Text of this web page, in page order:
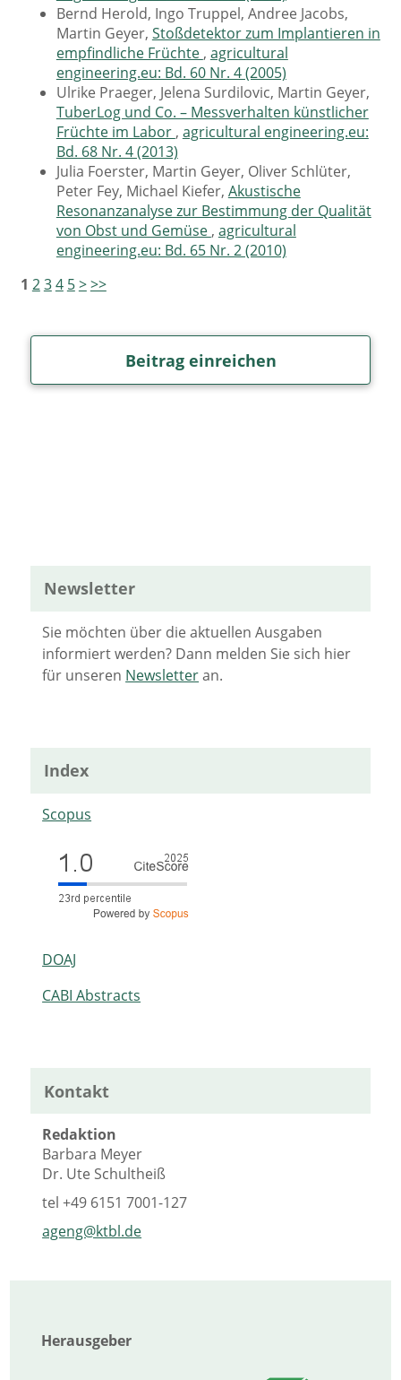
Bernd Herold, Ingo Truppel, Andree Jacobs,
Martin Geyer, Stoßdetektor zum Implantieren in
empfindliche Früchte , agricultural
engineering.eu: Bd. 60 Nr. 4 (2005)
Ulrike Praeger, Jelena Surdilovic, Martin Geyer,
TuberLog und Co. – Messverhalten künstlicher
Früchte im Labor , agricultural engineering.eu:
Bd. 68 Nr. 4 (2013)
Julia Foerster, Martin Geyer, Oliver Schlüter,
Peter Fey, Michael Kiefer, Akustische
Resonanzanalyse zur Bestimmung der Qualität
von Obst und Gemüse , agricultural
engineering.eu: Bd. 65 Nr. 2 (2010)
1 234 5>>>
Beitrag einreichen
Newsletter
Sie möchten über die aktuellen Ausgaben
informiert werden? Dann melden Sie sich hier
für unseren Newsletteran.
Index
Scopus
DOAJ
CABI Abstracts
Kontakt
Redaktion
Barbara Meyer
Dr. Ute Schultheiß
tel+49 6151 7001-127
ageng@ktbl.de
Herausgeber